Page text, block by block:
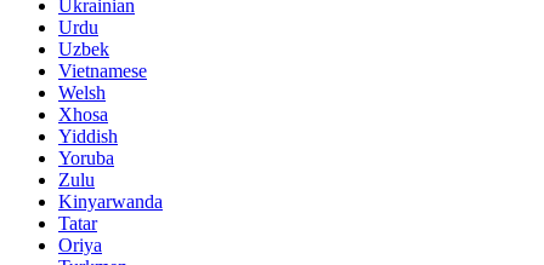
Ukrainian
Urdu
Uzbek
Vietnamese
Welsh
Xhosa
Yiddish
Yoruba
Zulu
Kinyarwanda
Tatar
Oriya